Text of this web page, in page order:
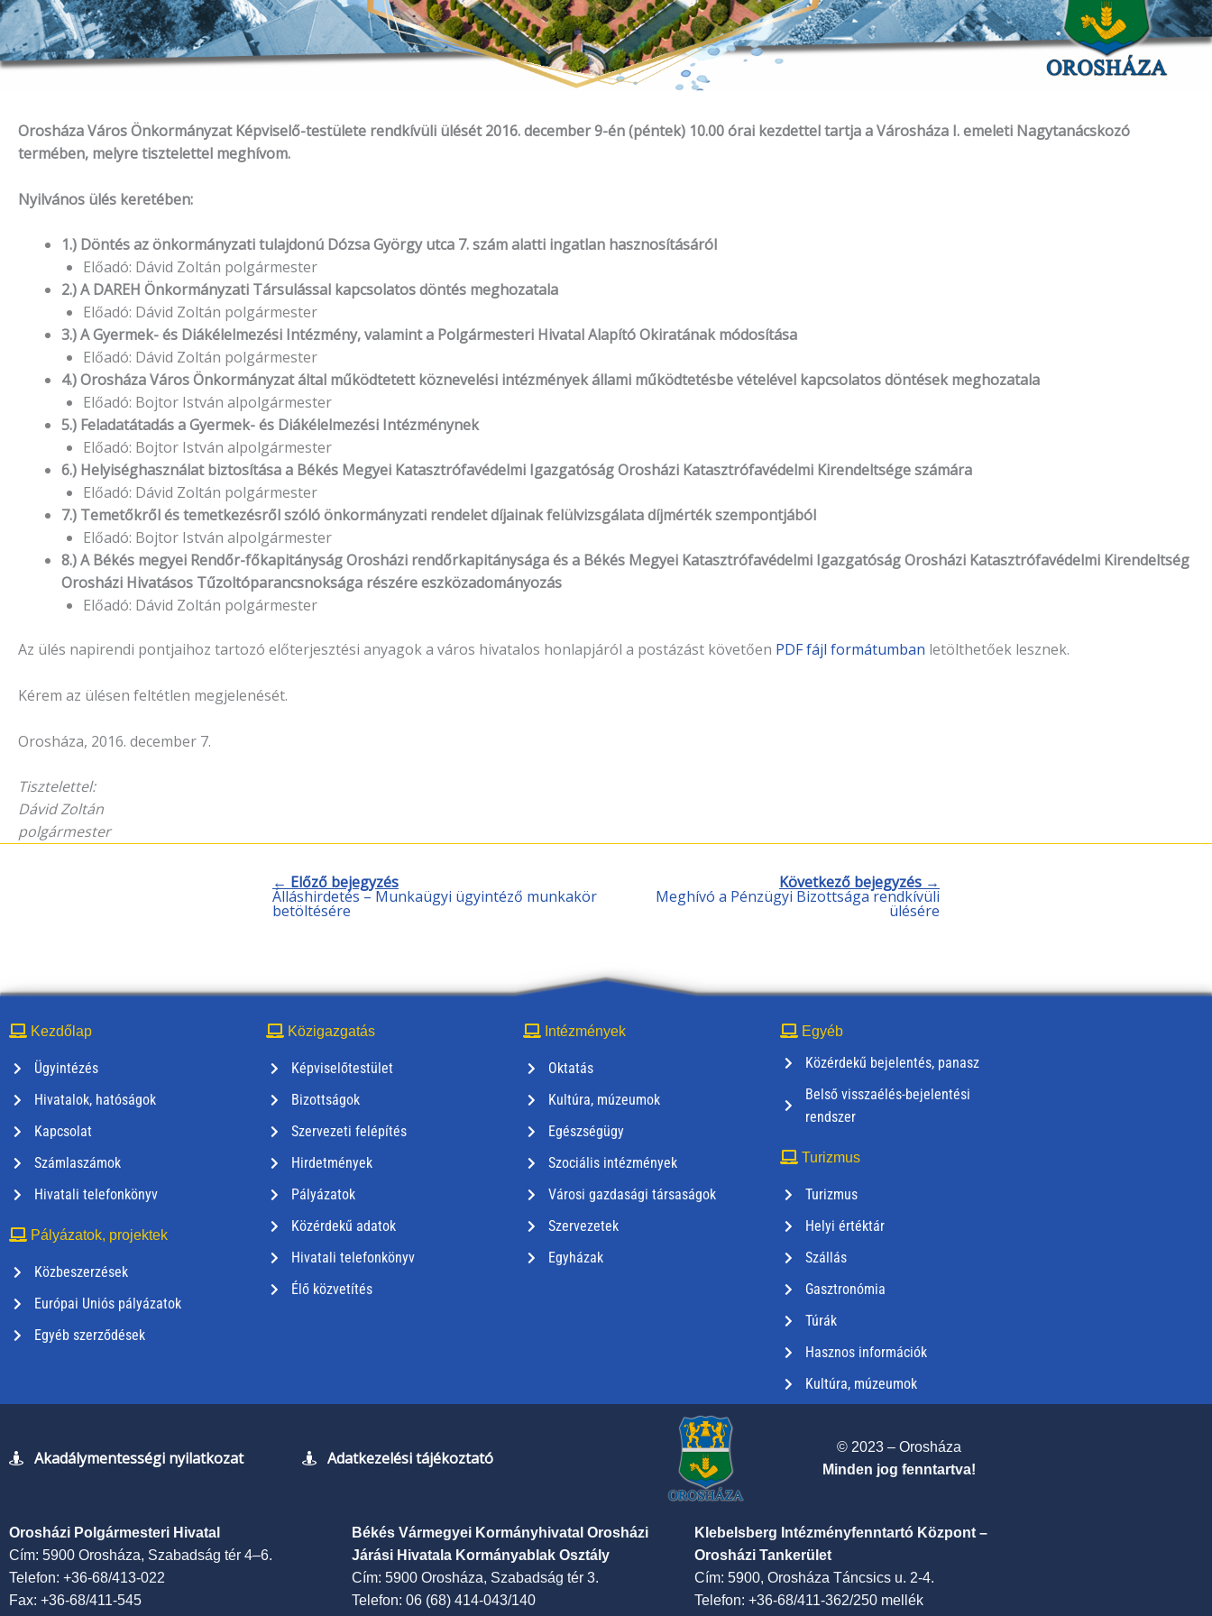
Orosháza Város Önkormányzat Képviselő-testülete rendkívüli ülését 2016. december 9-én (péntek) 10.00 órai kezdettel tartja a Városháza I. emeleti Nagytanácskozó
termében, melyre tisztelettel meghívom.
Nyilvános ülés keretében:
1.) Döntés az önkormányzati tulajdonú Dózsa György utca 7. szám alatti ingatlan hasznosításáról
Előadó: Dávid Zoltán polgármester
2.) A DAREH Önkormányzati Társulással kapcsolatos döntés meghozatala
Előadó: Dávid Zoltán polgármester
3.) A Gyermek- és Diákélelmezési Intézmény, valamint a Polgármesteri Hivatal Alapító Okiratának módosítása
Előadó: Dávid Zoltán polgármester
4.) Orosháza Város Önkormányzat által működtetett köznevelési intézmények állami működtetésbe vételével kapcsolatos döntések meghozatala
Előadó: Bojtor István alpolgármester
5.) Feladatátadás a Gyermek- és Diákélelmezési Intézménynek
Előadó: Bojtor István alpolgármester
6.) Helyiséghasználat biztosítása a Békés Megyei Katasztrófavédelmi Igazgatóság Orosházi Katasztrófavédelmi Kirendeltsége számára
Előadó: Dávid Zoltán polgármester
7.) Temetőkről és temetkezésről szóló önkormányzati rendelet díjainak felülvizsgálata díjmérték szempontjából
Előadó: Bojtor István alpolgármester
8.) A Békés megyei Rendőr-főkapitányság Orosházi rendőrkapitánysága és a Békés Megyei Katasztrófavédelmi Igazgatóság Orosházi Katasztrófavédelmi Kirendeltség
Orosházi Hivatásos Tűzoltóparancsnoksága részére eszközadományozás
Előadó: Dávid Zoltán polgármester
Az ülés napirendi pontjaihoz tartozó előterjesztési anyagok a város hivatalos honlapjáról a postázást követően PDF fájl formátumban letölthetőek lesznek.
Kérem az ülésen feltétlen megjelenését.
Orosháza, 2016. december 7.
Tisztelettel:
Dávid Zoltán
polgármester
← Előző bejegyzés
Álláshirdetés – Munkaügyi ügyintéző munkakör
betöltésére
Következő bejegyzés →
Meghívó a Pénzügyi Bizottsága rendkívüli
ülésére
Kezdőlap
Ügyintézés
Hivatalok, hatóságok
Kapcsolat
Számlaszámok
Hivatali telefonkönyv
Pályázatok, projektek
Közbeszerzések
Európai Uniós pályázatok
Egyéb szerződések
Közigazgatás
Képviselőtestület
Bizottságok
Szervezeti felépítés
Hirdetmények
Pályázatok
Közérdekű adatok
Hivatali telefonkönyv
Élő közvetítés
Intézmények
Oktatás
Kultúra, múzeumok
Egészségügy
Szociális intézmények
Városi gazdasági társaságok
Szervezetek
Egyházak
Egyéb
Közérdekű bejelentés, panasz
Belső visszaélés-bejelentési
rendszer
Turizmus
Turizmus
Helyi értéktár
Szállás
Gasztronómia
Túrák
Hasznos információk
Kultúra, múzeumok
Akadálymentességi nyilatkozat Adatkezelési tájékoztató
© 2023 – Orosháza
Minden jog fenntartva!
Orosházi Polgármesteri Hivatal
Cím: 5900 Orosháza, Szabadság tér 4–6.
Telefon: +36-68/413-022
Fax: +36-68/411-545
Békés Vármegyei Kormányhivatal Orosházi
Járási Hivatala Kormányablak Osztály
Cím: 5900 Orosháza, Szabadság tér 3.
Telefon: 06 (68) 414-043/140
Klebelsberg Intézményfenntartó Központ –
Orosházi Tankerület
Cím: 5900, Orosháza Táncsics u. 2-4.
Telefon: +36-68/411-362/250 mellék